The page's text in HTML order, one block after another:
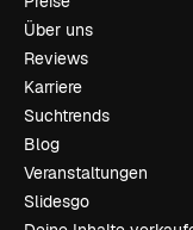
Über uns
Reviews
Karriere
Suchtrends
Blog
Veranstaltungen
Slidesgo